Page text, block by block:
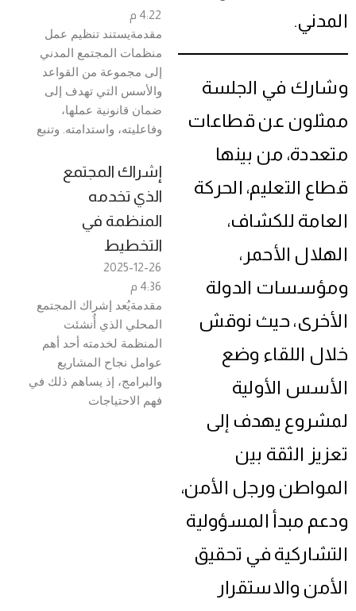
المدني.
وشارك في الجلسة
ممثلون عن قطاعات
متعددة، من بينها
قطاع التعليم، الحركة
العامة للكشاف،
الهلال الأحمر،
ومؤسسات الدولة
الأخرى، حيث نوقش
خلال اللقاء وضع
الأسس الأولية
لمشروع يهدف إلى
تعزيز الثقة بين
المواطن ورجل الأمن،
ودعم مبدأ المسؤولية
التشاركية في تحقيق
الأمن والاستقرار
4:22 م
مقدمةيستند تنظيم عمل
منظمات المجتمع المدني
إلى مجموعة من القواعد
والأسس التي تهدف إلى
ضمان قانونية عملها،
وفاعليته، واستدامته. وتنبع
إشراك المجتمع
الذي تخدمه
المنظمة في
التخطيط
2025-12-26
4:36 م
مقدمةيُعد إشراك المجتمع
المحلي الذي أُنشئت
المنظمة لخدمته أحد أهم
عوامل نجاح المشاريع
والبرامج، إذ يساهم ذلك في
فهم الاحتياجات